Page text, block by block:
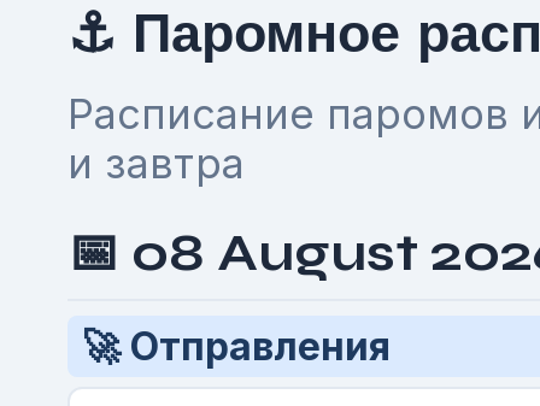
⚓ Паромное
Расписание паромов
и завтра
📅 08 August
🚀 Отправления